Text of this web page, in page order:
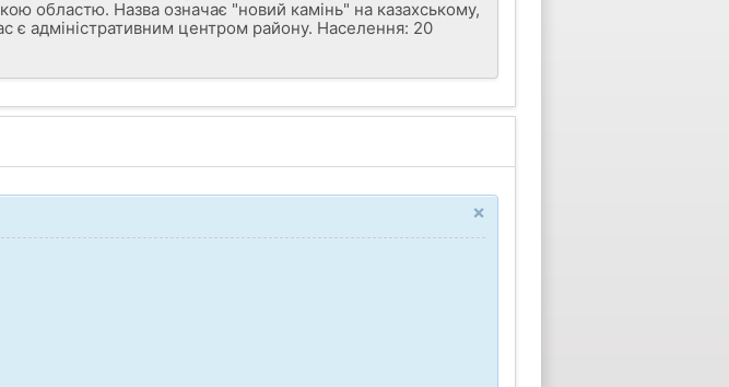
областю. Назва означає "новий камінь" на казахському,
є адміністративним центром району. Населення: 20
×